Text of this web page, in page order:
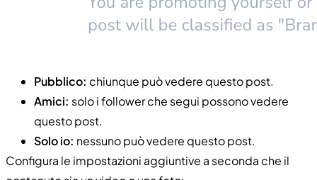
Pubblico: chiunque può vedere questo post.
Amici: solo i follower che segui possono vedere
questo post.
Solo io: nessuno può vedere questo post.
Configura le impostazioni aggiuntive a seconda che il